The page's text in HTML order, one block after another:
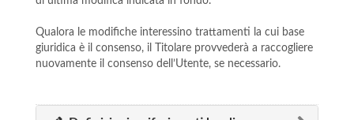
Qualora le modifiche interessino trattamenti la cui base
giuridica è il consenso, il Titolare provvederà a raccogliere
nuovamente il consenso dell’Utente, se necessario.